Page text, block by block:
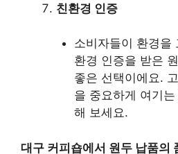
친환경 인증
소비자들이 환경을
환경 인증을 받은
좋은 선택이에요.
을 중요하게 여기
해 보세요.
대구 커피숍에서 원두 납품의